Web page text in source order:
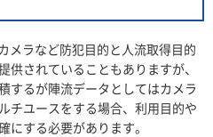
メラなど防犯目的と人流取得目的
されていることもありますが、
するが陣流データとしてはカメラ
チユースをする場合、利用目的や
にする必要があります。